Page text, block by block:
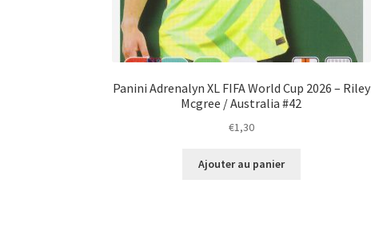
Panini Adrenalyn XL FIFA World Cup 2026 – Riley
Mcgree / Australia #42
€1,30
Ajouter au panier